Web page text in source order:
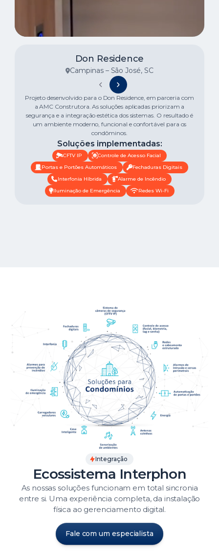
Don Residence
Campinas – São José, SC
Projeto desenvolvido para o Don Residence, em parceria com
a AMC Construtora. As soluções aplicadas priorizam a
segurança e a integração estética dos sistemas. O resultado é
um ambiente moderno, funcional e confortável para os
condôminos.
Soluções implementadas:
CFTV IP
Controle de Acesso Facial
Portas e Portões Automáticos
Fechaduras Digitais
Interfonia Híbrida
Alarme de Incêndio
Iluminação de Emergência
Redes Wi-Fi
Integração
Ecossistema Interphon
As nossas soluções funcionam em total sincronia
entre si. Uma experiência completa, da instalação
física ao gerenciamento digital.
Fale com um especialista